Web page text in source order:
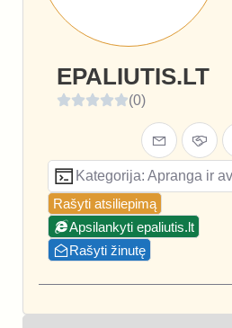
EPALIUTIS.LT
(0)
Kategorija: Apranga ir
Rašyti atsiliepimą
Apsilankyti epaliutis.lt
Rašyti žinutę